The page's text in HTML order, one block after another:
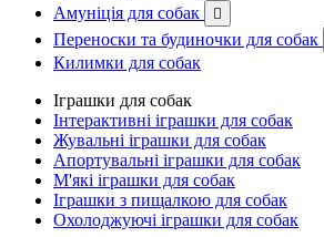
Амуніція для собак 
Переноски та будиночки для собак
Килимки для собак
Іграшки для собак
Інтерактивні іграшки для собак
Жувальні іграшки для собак
Апортувальні іграшки для собак
М'які іграшки для собак
Іграшки з пищалкою для собак
Охолоджуючі іграшки для собак